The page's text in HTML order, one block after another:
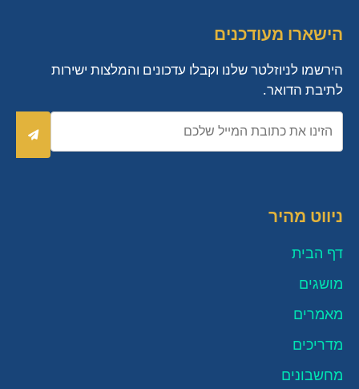
הישארו מעודכנים
הירשמו לניוזלטר שלנו וקבלו עדכונים והמלצות ישירות
לתיבת הדואר.
אימייל
ניווט מהיר
דף הבית
מושגים
מאמרים
מדריכים
מחשבונים